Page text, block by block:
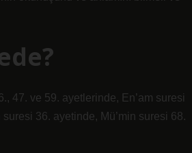
47. ve 59. ayetlerinde, En’am suresi
36. ayetinde, Mü’min suresi 68.